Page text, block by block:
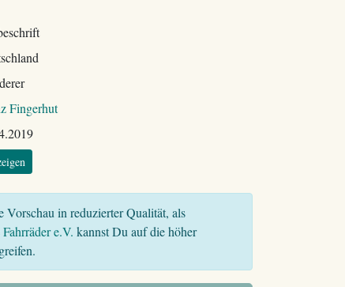
Fingerhut
in reduzierter Qualität, als
e.V. kannst Du auf die höher